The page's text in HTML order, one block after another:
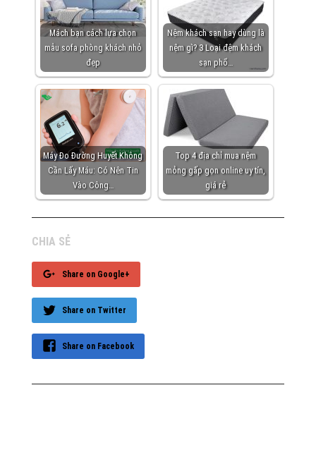
Mách bạn cách lựa chọn
mẫu sofa phòng khách nhỏ
đẹp
Nệm khách sạn hay dùng là
nệm gì? 3 Loại đệm khách
sạn phổ…
Máy Đo Đường Huyết Không
Cần Lấy Máu: Có Nên Tin
Vào Công…
Top 4 địa chỉ mua nệm
mỏng gấp gọn online uy tín,
giá rẻ
CHIA SẺ
Share on Google+
Share on Twitter
Share on Facebook